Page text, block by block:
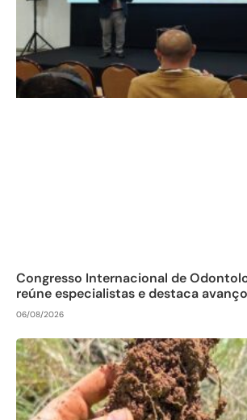
Congresso Internacional de
reúne especialistas e destaca
06/08/2026